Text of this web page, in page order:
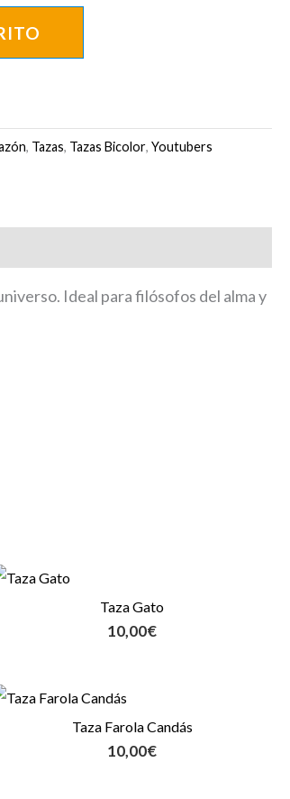
, Tazas, Tazas Bicolor,Youtubers
Ideal para filósofos del alma y
Taza Gato
10,00€
Taza Farola Candás
10,00€